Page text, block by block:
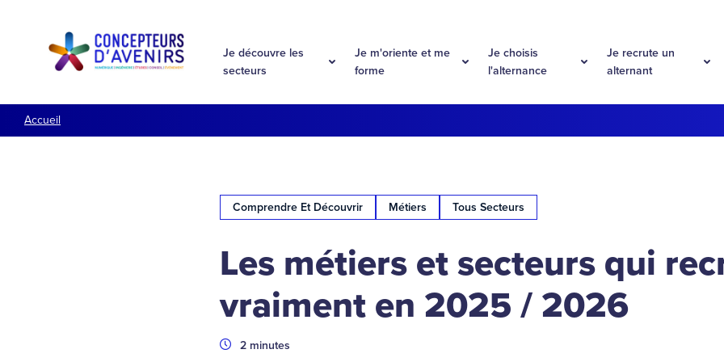
Je découvre les
secteurs
Je m'oriente et me
forme
Je choisis
l'alternance
Je recrute un
alternant
Accueil
Comprendre Et Découvrir Métiers Tous Secteurs
Les métiers et secteurs qui
vraiment en 2025 / 2026
Durée
2 minutes